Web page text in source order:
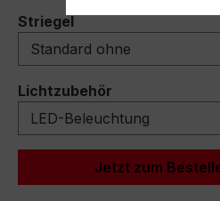
Striegelauswählen
Lichtzubehör
Jetzt zum